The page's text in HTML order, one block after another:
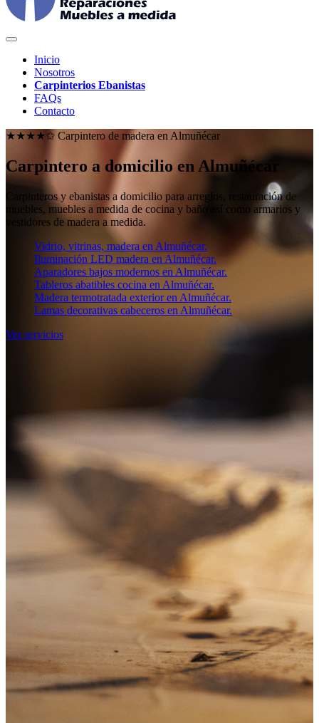
Inicio
Nosotros
Carpinterios Ebanistas
FAQs
Contacto
★★★★✩ Carpintero de madera en Almuñécar
Carpintero a domicilio en Almuñécar
Carpinteros y ebanistas a domicilio para arreglos, restauración de
muebles, muebles a medida de cocina y baño así como armarios y
vestidores de madera a medida.
Vidrio, vitrinas, madera en Almuñécar.
Iluminación LED madera en Almuñécar.
Aparadores bajos modernos en Almuñécar.
Tableros abatibles cocina en Almuñécar.
Madera termotratada exterior en Almuñécar.
Lamas decorativas cabeceros en Almuñécar.
Ver servicios